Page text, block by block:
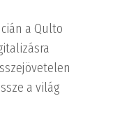
a Qulto
a világ